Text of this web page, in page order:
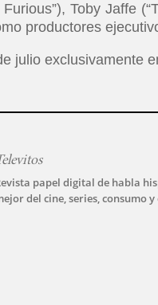
Toby Jaffe
productores
julio exclusivamente
papel digital de habla
del cine, series, consumo